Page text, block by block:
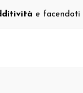
e facendoti